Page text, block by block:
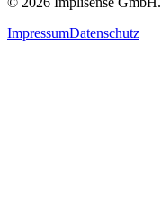
ImpressumDatenschutz